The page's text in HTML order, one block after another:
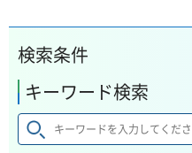
検索条件
キーワード検索